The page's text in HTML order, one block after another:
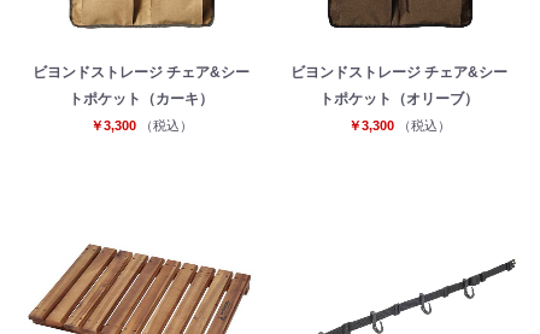
ビヨンドストレージ チェア&シー
トポケット（カーキ）
￥3,300 （税込）
ビヨンドストレージ チェア&シー
トポケット（オリーブ）
￥3,300 （税込）